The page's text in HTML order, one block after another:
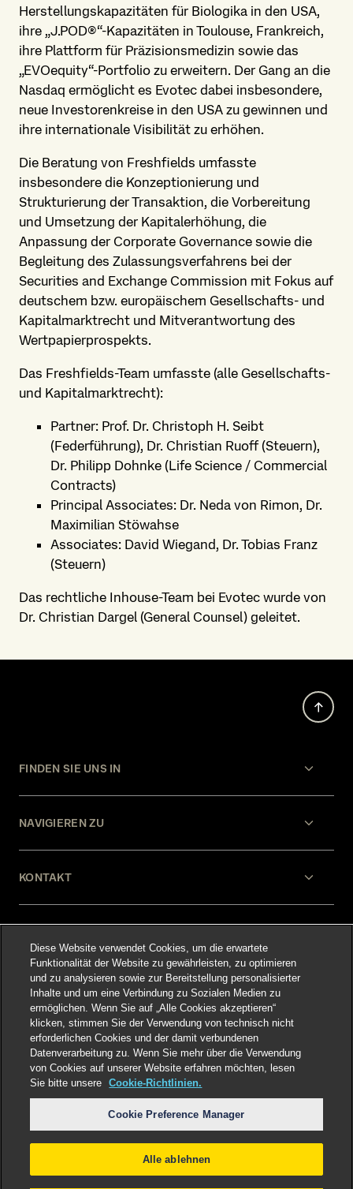
Herstellungskapazitäten für Biologika in den USA,
ihre „J.POD®“-Kapazitäten in Toulouse, Frankreich,
ihre Plattform für Präzisionsmedizin sowie das
„EVOequity“-Portfolio zu erweitern. Der Gang an die
Nasdaq ermöglicht es Evotec dabei insbesondere,
neue Investorenkreise in den USA zu gewinnen und
ihre internationale Visibilität zu erhöhen.
Die Beratung von Freshfields umfasste
insbesondere die Konzeptionierung und
Strukturierung der Transaktion, die Vorbereitung
und Umsetzung der Kapitalerhöhung, die
Anpassung der Corporate Governance sowie die
Begleitung des Zulassungsverfahrens bei der
Securities and Exchange Commission mit Fokus auf
deutschem bzw. europäischem Gesellschafts- und
Kapitalmarktrecht und Mitverantwortung des
Wertpapierprospekts.
Das Freshfields-Team umfasste (alle Gesellschafts-
und Kapitalmarktrecht):
Partner: Prof. Dr. Christoph H. Seibt
(Federführung), Dr. Christian Ruoff (Steuern),
Dr. Philipp Dohnke (Life Science / Commercial
Contracts)
Principal Associates: Dr. Neda von Rimon, Dr.
Maximilian Stöwahse
Associates: David Wiegand, Dr. Tobias Franz
(Steuern)
Das rechtliche Inhouse-Team bei Evotec wurde von
Dr. Christian Dargel (General Counsel) geleitet.
FINDEN SIE UNS IN
NAVIGIEREN ZU
KONTAKT
RECHTLICHES
Select language:
©2026Freshfields.Attorney Advertising: prior
Diese Website verwendet Cookies, um die erwartete
Funktionalität der Website zu gewährleisten, zu optimieren
und zu analysieren sowie zur Bereitstellung personalisierter
Inhalte und um eine Verbindung zu Sozialen Medien zu
ermöglichen. Wenn Sie auf „Alle Cookies akzeptieren“
klicken, stimmen Sie der Verwendung von technisch nicht
erforderlichen Cookies und der damit verbundenen
Datenverarbeitung zu. Wenn Sie mehr über die Verwendung
von Cookies auf unserer Website erfahren möchten, lesen
Sie bitte unsere
Cookie-Richtlinien.
Cookie Preference Manager
Alle ablehnen